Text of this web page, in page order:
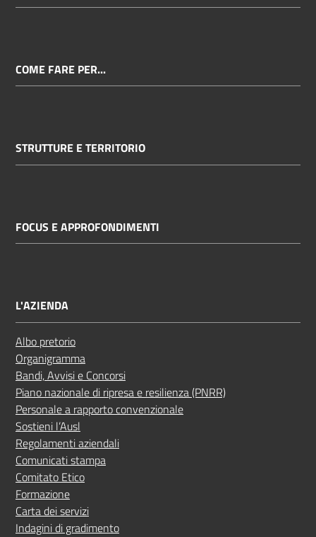
COME FARE PER...
STRUTTURE E TERRITORIO
FOCUS E APPROFONDIMENTI
L'AZIENDA
Albo pretorio
Organigramma
Bandi, Avvisi e Concorsi
Piano nazionale di ripresa e resilienza (PNRR)
Personale a rapporto convenzionale
Sostieni l’Ausl
Regolamenti aziendali
Comunicati stampa
Comitato Etico
Formazione
Carta dei servizi
Indagini di gradimento